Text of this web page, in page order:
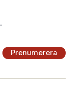
.
Prenumerera